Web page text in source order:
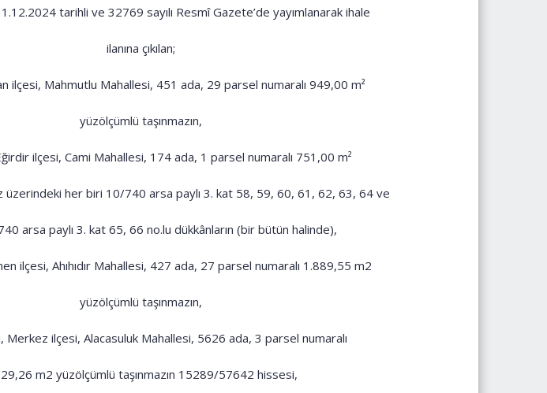
tarihli ve 32769 sayılı Resmî Gazete’de yayımlanarak ihale
ilanına çıkılan;
ilçesi, Mahmutlu Mahallesi, 451 ada, 29 parsel numaralı 949,00 m²
yüzölçümlü taşınmazın,
ilçesi, Cami Mahallesi, 174 ada, 1 parsel numaralı 751,00 m²
üzerindeki her biri 10/740 arsa paylı 3. kat 58, 59, 60, 61, 62, 63, 64 ve
arsa paylı 3. kat 65, 66 no.lu dükkânların (bir bütün halinde),
ilçesi, Ahıhıdır Mahallesi, 427 ada, 27 parsel numaralı 1.889,55 m2
yüzölçümlü taşınmazın,
Merkez ilçesi, Alacasuluk Mahallesi, 5626 ada, 3 parsel numaralı
m2 yüzölçümlü taşınmazın 15289/57642 hissesi,